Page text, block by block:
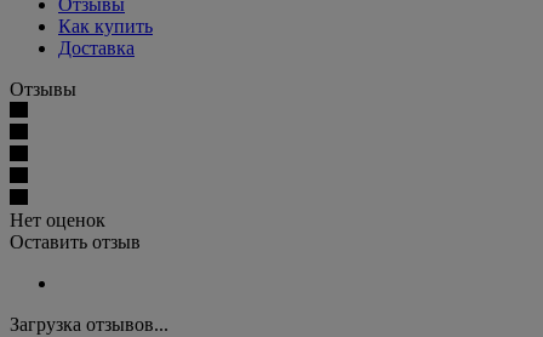
Как купить
Доставка
Отзывы
Нет оценок
Оставить отзыв
Загрузка отзывов...